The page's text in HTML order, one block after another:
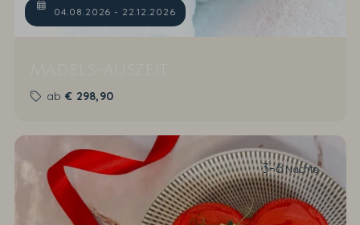
04.08.2026 - 22.12.2026
ab€ 298,90
3-6Nächte